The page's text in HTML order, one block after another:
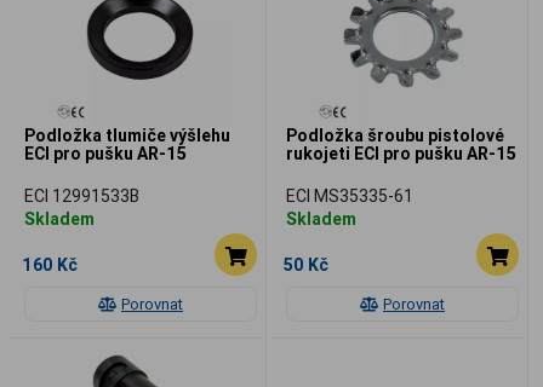
Porovnat
Podložka tlumiče výšlehu
ECI pro pušku AR-15
ECI 12991533B
Skladem
160 Kč
Porovnat
Podložka šroubu pistolové
rukojeti ECI pro pušku AR-15
ECI MS35335-61
Skladem
50 Kč